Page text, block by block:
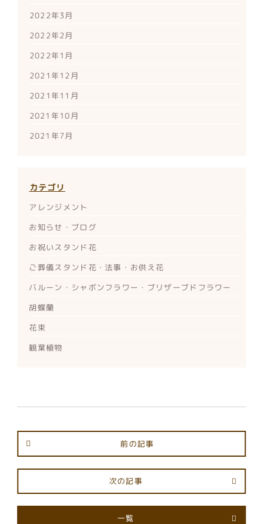
2022年3月
2022年2月
2022年1月
2021年12月
2021年11月
2021年10月
2021年7月
カテゴリ
アレンジメント
お知らせ・ブログ
お祝いスタンド花
ご葬儀スタンド花・法事・お供え花
バルーン・シャボンフラワー・ブリザーブドフラワー
胡蝶蘭
花束
観葉植物
前の記事
次の記事
一覧